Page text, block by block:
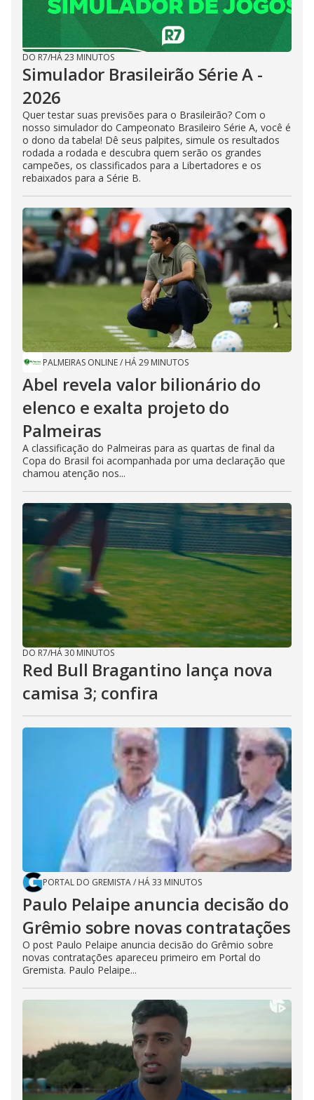
DO R7/HÁ 23 MINUTOS
Simulador Brasileirão Série A -
2026
Quer testar suas previsões para o Brasileirão? Com o
nosso simulador do Campeonato Brasileiro Série A, você é
o dono da tabela! Dê seus palpites, simule os resultados
rodada a rodada e descubra quem serão os grandes
campeões, os classificados para a Libertadores e os
rebaixados para a Série B.
PALMEIRAS ONLINE/ HÁ 29 MINUTOS
Abel revela valor bilionário do
elenco e exalta projeto do
Palmeiras
A classificação do Palmeiras para as quartas de final da
Copa do Brasil foi acompanhada por uma declaração que
chamou atenção nos...
DO R7/HÁ 30 MINUTOS
Red Bull Bragantino lança nova
camisa 3; confira
PORTAL DO GREMISTA/ HÁ 33 MINUTOS
Paulo Pelaipe anuncia decisão do
Grêmio sobre novas contratações
O post Paulo Pelaipe anuncia decisão do Grêmio sobre
novas contratações apareceu primeiro em Portal do
Gremista. Paulo Pelaipe...